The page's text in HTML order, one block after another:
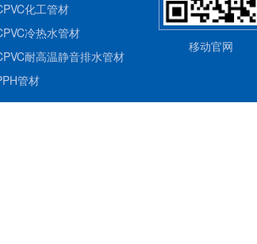
化工管材
冷热水管材
耐高温静音排水管材
管材
移动官网